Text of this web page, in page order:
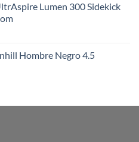
Lumen 300 Sidekick
Hombre Negro 4.5